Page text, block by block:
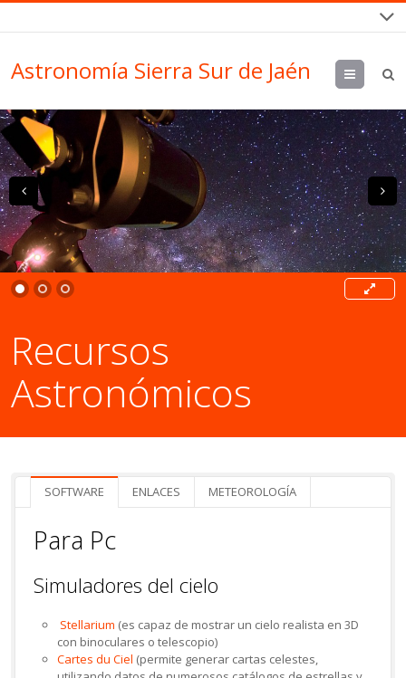
Astronomía Sierra Sur de Jaén Menu
prev
Recursos
Astronómicos
SOFTWARE ENLACES METEOROLOGÍA
Para Pc
Simuladores del cielo
Stellarium (es capaz de mostrar un cielo realista en 3D
con binoculares o telescopio)
Cartes du Ciel (permite generar cartas celestes,